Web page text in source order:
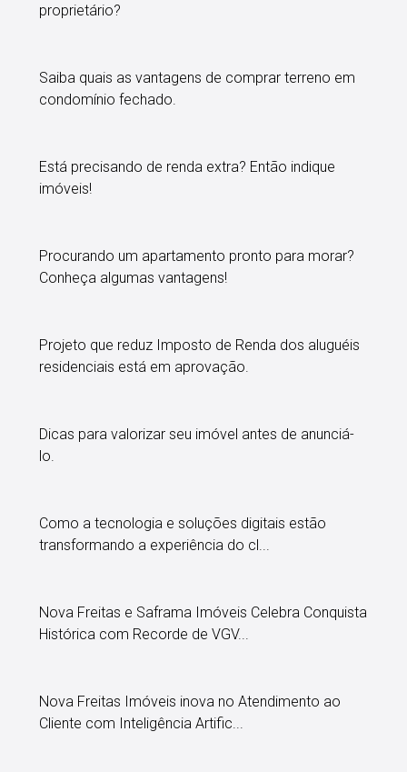
proprietário?
Saiba quais as vantagens de comprar terreno em
condomínio fechado.
Está precisando de renda extra? Então indique
imóveis!
Procurando um apartamento pronto para morar?
Conheça algumas vantagens!
Projeto que reduz Imposto de Renda dos aluguéis
residenciais está em aprovação.
Dicas para valorizar seu imóvel antes de anunciá-
lo.
Como a tecnologia e soluções digitais estão
transformando a experiência do cl...
Nova Freitas e Saframa Imóveis Celebra Conquista
Histórica com Recorde de VGV...
Nova Freitas Imóveis inova no Atendimento ao
Cliente com Inteligência Artific...